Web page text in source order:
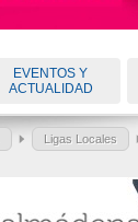
EVENTOS Y
ACTUALIDAD
Ligas Locales